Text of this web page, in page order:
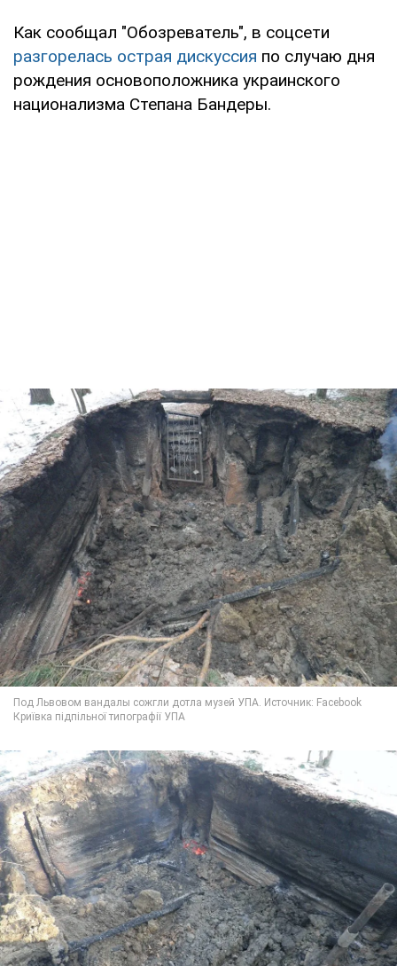
Как сообщал "Обозреватель", в соцсети
разгорелась острая дискуссия по случаю дня
рождения основоположника украинского
национализма Степана Бандеры.